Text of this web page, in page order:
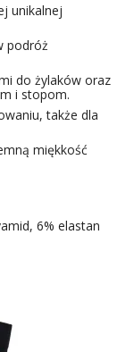
unikalnej
podróż
do żylaków oraz
i stopom.
także dla
miękkość
6% elastan